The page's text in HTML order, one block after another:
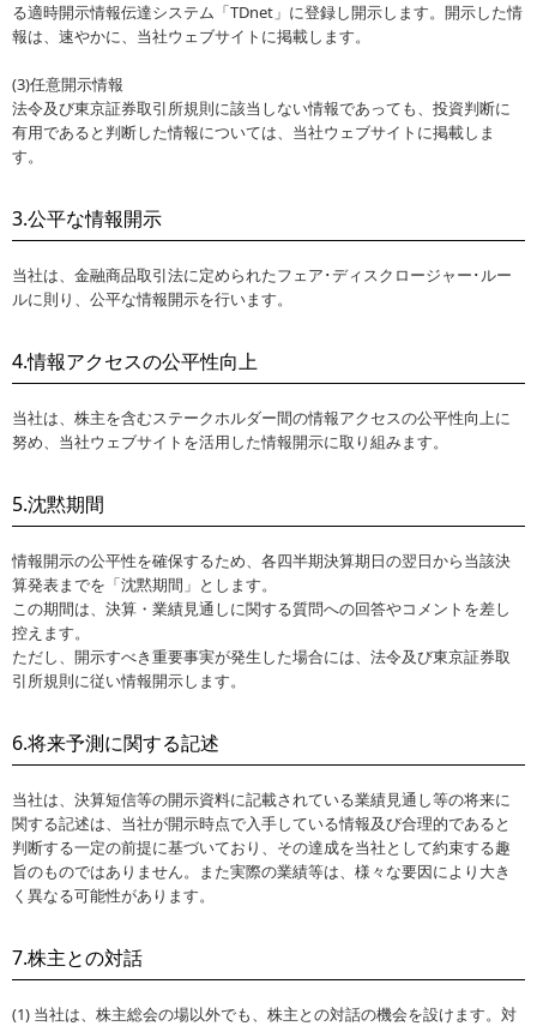
る適時開示情報伝達システム「TDnet」に登録し開示します。開示した情
報は、速やかに、当社ウェブサイトに掲載します。
(3)任意開示情報
法令及び東京証券取引所規則に該当しない情報であっても、投資判断に
有用であると判断した情報については、当社ウェブサイトに掲載しま
す。
3.公平な情報開示
当社は、金融商品取引法に定められたフェア･ディスクロージャー･ルー
ルに則り、公平な情報開示を行います。
4.情報アクセスの公平性向上
当社は、株主を含むステークホルダー間の情報アクセスの公平性向上に
努め、当社ウェブサイトを活用した情報開示に取り組みます。
5.沈黙期間
情報開示の公平性を確保するため、各四半期決算期日の翌日から当該決
算発表までを「沈黙期間」とします。
この期間は、決算・業績見通しに関する質問への回答やコメントを差し
控えます。
ただし、開示すべき重要事実が発生した場合には、法令及び東京証券取
引所規則に従い情報開示します。
6.将来予測に関する記述
当社は、決算短信等の開示資料に記載されている業績見通し等の将来に
関する記述は、当社が開示時点で入手している情報及び合理的であると
判断する一定の前提に基づいており、その達成を当社として約束する趣
旨のものではありません。また実際の業績等は、様々な要因により大き
く異なる可能性があります。
7.株主との対話
(1) 当社は、株主総会の場以外でも、株主との対話の機会を設けます。対